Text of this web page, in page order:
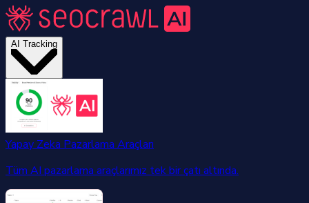
AI Tracking
Yapay Zeka Pazarlama Araçları
Tüm AI pazarlama araçlarımız tek bir çatı altında.